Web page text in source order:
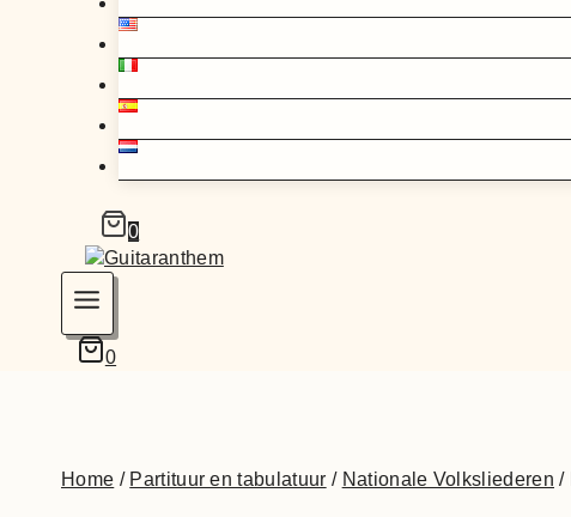
0
0
Home / Partituur en tabulatuur / Nationale Volksliederen /